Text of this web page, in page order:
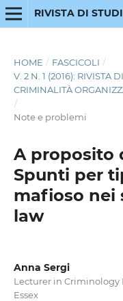
HOME / FASCICOLI /
V. 2 N. 1 (2016): RIVISTA
CRIMINALITÀ
/
Note e problemi
A proposito
Spunti per
mafioso nei
law
Anna Sergi
Lecturer in Criminology
Essex